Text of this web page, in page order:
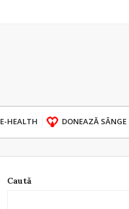
E-HEALTH DONEAZĂ SÂNGE
Caută